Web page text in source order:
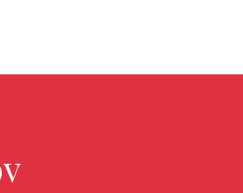
$299.0